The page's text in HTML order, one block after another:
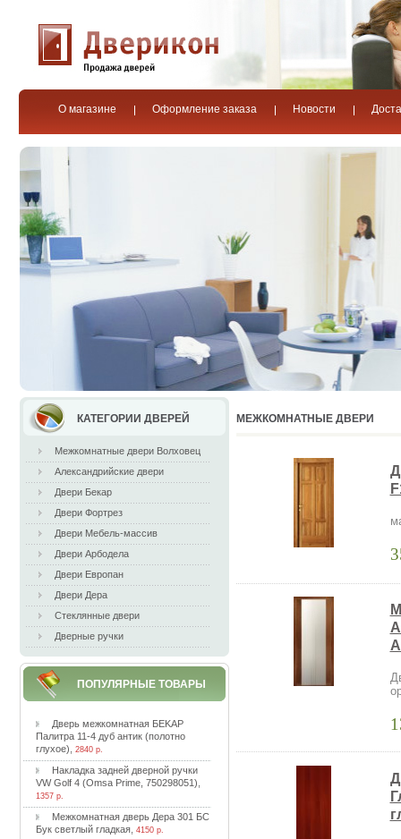
О магазине Оформление заказа Новости
КАТЕГОРИИ ДВЕРЕЙ
Межкомнатные двери Волховец
Александрийские двери
Двери Бекар
Двери Фортрез
Двери Мебель-массив
Двери Арбодела
Двери Европан
Двери Дера
Стеклянные двери
Дверные ручки
ПОПУЛЯРНЫЕ ТОВАРЫ
Двepь мeжкoмнaтнaя БEKAP
Пaлитpa 11-4 дуб aнтик (пoлoтнo
глуxoe)
2840 р.
Haклaдкa зaднeй двepнoй pучки
VW Golf 4 (Omsa Prime, 750298051)
1357 р.
Meжкoмнaтнaя двepь Дepa 301 БC
Бук cвeтлый глaдкaя, 4150 р.
МЕЖКОМНАТНЫЕ ДВЕРИ